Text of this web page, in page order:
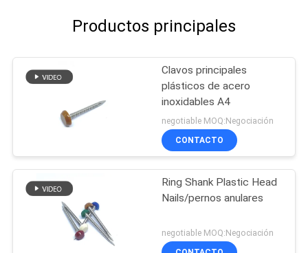
Productos principales
Clavos principales
plásticos de acero
inoxidables A4
negotiable MOQ:Negociación
CONTACTO
Ring Shank Plastic Head
Nails/pernos anulares
negotiable MOQ:Negociación